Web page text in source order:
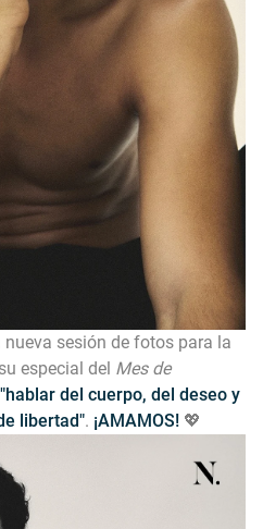
sesión de fotos para la
especial del Mes de
"hablar del cuerpo, del deseo y
libertad". ¡AMAMOS! 💖